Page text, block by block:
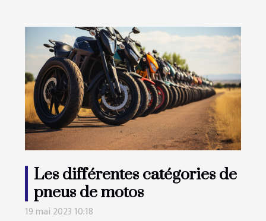
Les différentes catégories de
pneus de motos
19 mai 2023 10:18